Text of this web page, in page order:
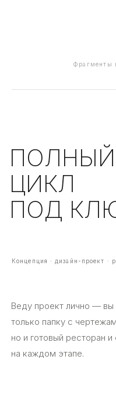
Фрагменты
Веду проект лично — вы
только папку с
но и готовый ресторан и
на каждом этапе.
Концепция · дизайн-проект ·
ПОЛНЫЙ
ЦИКЛ
ПОД